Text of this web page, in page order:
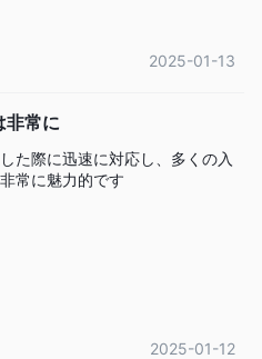
2025-01-13
非常に
た際に迅速に対応し、多くの入
常に魅力的です
2025-01-12